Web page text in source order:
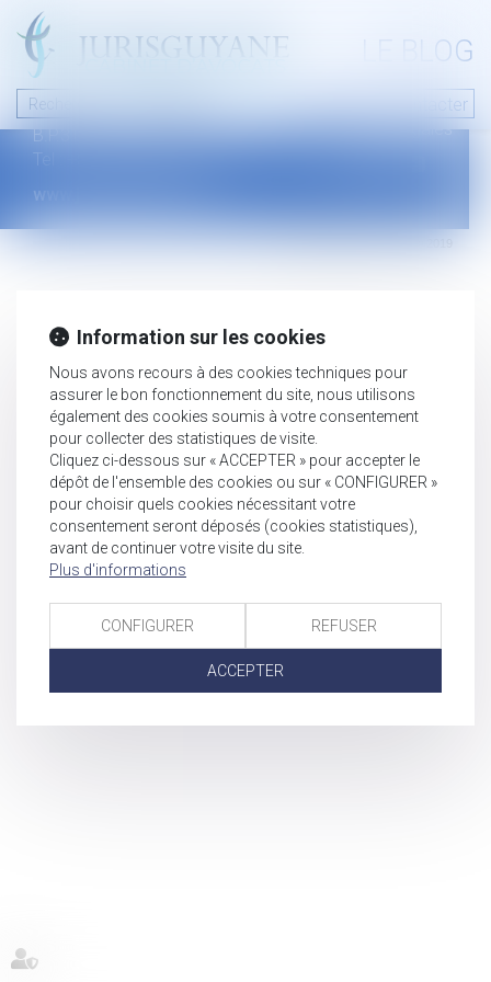
LE BLOG
Nous contacter
46 avenue de la liberté
B.P.315 - 97327 Cayenne Cedex
Tel : +594 594 29 45 35
www.jurisguyane.com
Mentions légales
Information sur les cookies
Nous avons recours à des cookies techniques pour
assurer le bon fonctionnement du site, nous utilisons
également des cookies soumis à votre consentement
pour collecter des statistiques de visite.
Cliquez ci-dessous sur « ACCEPTER » pour accepter le
dépôt de l'ensemble des cookies ou sur « CONFIGURER »
pour choisir quels cookies nécessitant votre
consentement seront déposés (cookies statistiques),
avant de continuer votre visite du site.
Plus d'informations
CONFIGURER REFUSER
ACCEPTER